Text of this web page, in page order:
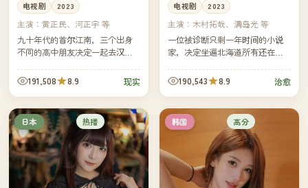
电视剧 2023
主演： 黄正民、河正宇 等
九十年代的首尔江南，三个出身
不同的高中朋友决定一起去汉城
一家老咖啡馆里，看着昔日的胡
同被高楼覆盖，第一次承认彼此
早已...
191,508 8.9 现实
电视剧 2023
主演： 木村拓哉、满岛光 等
一位被诊断只剩一年时间的小说
家，决定坐遍北海道所有还在运
偶遇，都比他自己的小说更难
写。
190,543 8.9 治愈
日本 热播 韩国 高分